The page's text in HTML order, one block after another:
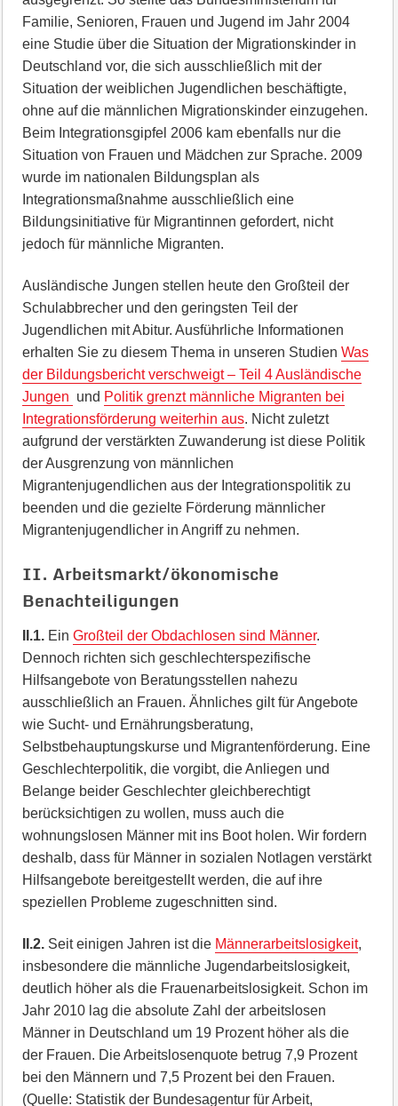
Familie, Senioren, Frauen und Jugend im Jahr 2004
eine Studie über die Situation der Migrationskinder in
Deutschland vor, die sich ausschließlich mit der
Situation der weiblichen Jugendlichen beschäftigte,
ohne auf die männlichen Migrationskinder einzugehen.
Beim Integrationsgipfel 2006 kam ebenfalls nur die
Situation von Frauen und Mädchen zur Sprache. 2009
wurde im nationalen Bildungsplan als
Integrationsmaßnahme ausschließlich eine
Bildungsinitiative für Migrantinnen gefordert, nicht
jedoch für männliche Migranten.
Ausländische Jungen stellen heute den Großteil der
Schulabbrecher und den geringsten Teil der
Jugendlichen mit Abitur. Ausführliche Informationen
erhalten Sie zu diesem Thema in unseren StudienWas
der Bildungsbericht verschweigt – Teil 4 Ausländische
Jungen und Politik grenzt männliche Migranten bei
Integrationsförderung weiterhin aus. Nicht zuletzt
aufgrund der verstärkten Zuwanderung ist diese Politik
der Ausgrenzung von männlichen
Migrantenjugendlichen aus der Integrationspolitik zu
beenden und die gezielte Förderung männlicher
Migrantenjugendlicher in Angriff zu nehmen.
II. Arbeitsmarkt/ökonomische
Benachteiligungen
II.1. EinGroßteil der Obdachlosen sind Männer.
Dennoch richten sich geschlechterspezifische
Hilfsangebote von Beratungsstellen nahezu
ausschließlich an Frauen. Ähnliches gilt für Angebote
wie Sucht- und Ernährungsberatung,
Selbstbehauptungskurse und Migrantenförderung. Eine
Geschlechterpolitik, die vorgibt, die Anliegen und
Belange beider Geschlechter gleichberechtigt
berücksichtigen zu wollen, muss auch die
wohnungslosen Männer mit ins Boot holen. Wir fordern
deshalb, dass für Männer in sozialen Notlagen verstärkt
Hilfsangebote bereitgestellt werden, die auf ihre
speziellen Probleme zugeschnitten sind.
II.2. Seit einigen Jahren ist die Männerarbeitslosigkeit,
insbesondere die männliche Jugendarbeitslosigkeit,
deutlich höher als die Frauenarbeitslosigkeit. Schon im
Jahr 2010 lag die absolute Zahl der arbeitslosen
Männer in Deutschland um 19 Prozent höher als die
der Frauen. Die Arbeitslosenquote betrug 7,9 Prozent
bei den Männern und 7,5 Prozent bei den Frauen.
(Quelle: Statistik der Bundesagentur für Arbeit,